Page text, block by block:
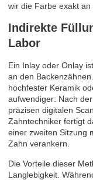
wir die Farbe exakt
Indirekte
Labor
Ein Inlay oder Onlay
an den
hochfester Keramik
aufwendiger: Nach
präzisen digitalen
Zahntechniker fertigt
einer zweiten Sitzung
Zahn verankern.
Die Vorteile dieser
Langlebigkeit.